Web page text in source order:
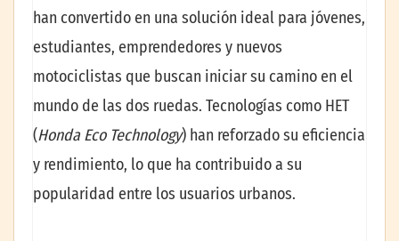
han convertido en una solución ideal para jóvenes,
estudiantes, emprendedores y nuevos
motociclistas que buscan iniciar su camino en el
mundo de las dos ruedas. Tecnologías como HET
(Honda Eco Technology) han reforzado su eficiencia
y rendimiento, lo que ha contribuido a su
popularidad entre los usuarios urbanos.